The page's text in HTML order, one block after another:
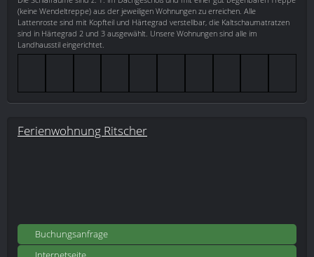
(keine Wendeltreppe) aus der jeweiligen Wohnungen zu erreichen. Alle
Lattenroste sind mit Kopfteil und Härtegrad verstellbar, die Kaltschaumatratzen
sind in Härtegrad 2 und 3 ausgewählt. Unsere Wohnungen sind alle im
Landhausstil eingerichtet.
Ferienwohnung Ritscher
Buchungsanfrage